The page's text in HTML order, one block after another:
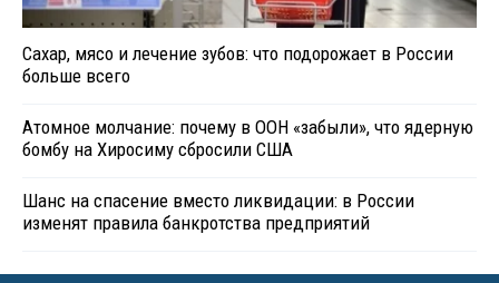
Сахар, мясо и лечение зубов: что подорожает в России
больше всего
Атомное молчание: почему в ООН «забыли», что ядерную
бомбу на Хиросиму сбросили США
Шанс на спасение вместо ликвидации: в России
изменят правила банкротства предприятий